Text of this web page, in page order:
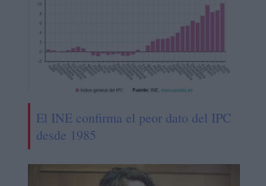
El INE confirma el peor dato del IPC
desde 1985